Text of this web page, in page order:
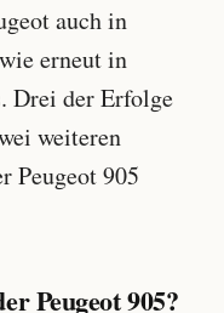
auch in
erneut in
Drei der Erfolge
weiteren
Peugeot 905
Peugeot 905?